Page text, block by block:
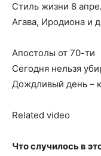
Стиль жизни 8
Агава, Иродиона и
Апостолы от 70-ти
Сегодня нельзя
Дождливый день –
Related video
Что случилось в